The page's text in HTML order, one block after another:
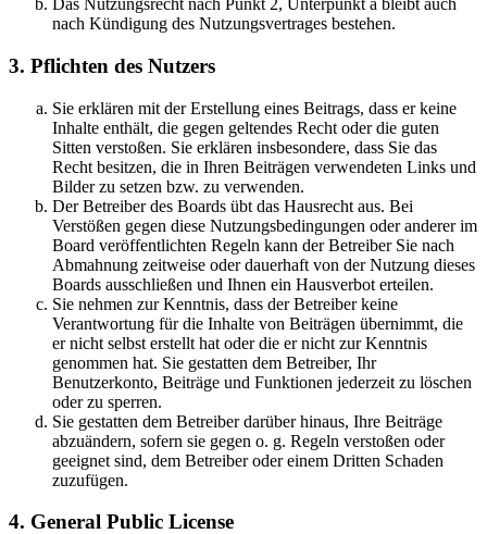
Das Nutzungsrecht nach Punkt 2, Unterpunkt a bleibt auch
nach Kündigung des Nutzungsvertrages bestehen.
3. Pflichten des Nutzers
Sie erklären mit der Erstellung eines Beitrags, dass er keine
Inhalte enthält, die gegen geltendes Recht oder die guten
Sitten verstoßen. Sie erklären insbesondere, dass Sie das
Recht besitzen, die in Ihren Beiträgen verwendeten Links und
Bilder zu setzen bzw. zu verwenden.
Der Betreiber des Boards übt das Hausrecht aus. Bei
Verstößen gegen diese Nutzungsbedingungen oder anderer im
Board veröffentlichten Regeln kann der Betreiber Sie nach
Abmahnung zeitweise oder dauerhaft von der Nutzung dieses
Boards ausschließen und Ihnen ein Hausverbot erteilen.
Sie nehmen zur Kenntnis, dass der Betreiber keine
Verantwortung für die Inhalte von Beiträgen übernimmt, die
er nicht selbst erstellt hat oder die er nicht zur Kenntnis
genommen hat. Sie gestatten dem Betreiber, Ihr
Benutzerkonto, Beiträge und Funktionen jederzeit zu löschen
oder zu sperren.
Sie gestatten dem Betreiber darüber hinaus, Ihre Beiträge
abzuändern, sofern sie gegen o. g. Regeln verstoßen oder
geeignet sind, dem Betreiber oder einem Dritten Schaden
zuzufügen.
4. General Public License